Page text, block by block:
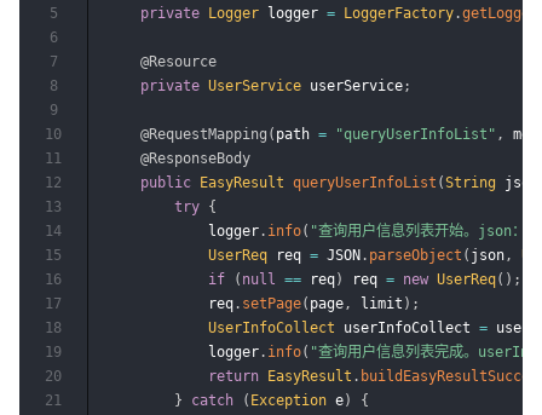
private Logger logger = LoggerFactory .getLogger
@Resource
private UserService userService;
@RequestMapping ( path = "queryUserInfoList" ,
@ResponseBody
public
EasyResult queryUserInfoList (String json
try {
            logger
. info( "查询用户信息列表开始。json：
UserReq req = JSON . parseObject ( json,
if
( null == req) req = new UserReq( ) ;
            req
. setPage( page, limit ) ;
UserInfoCollect userInfoCollect =
            logger
. info( "查询用户信息列表完成。
return
EasyResult .
}
catch ( Exception e)
{
5
6
7
8
9
10
11
12
13
14
15
16
17
18
19
20
21